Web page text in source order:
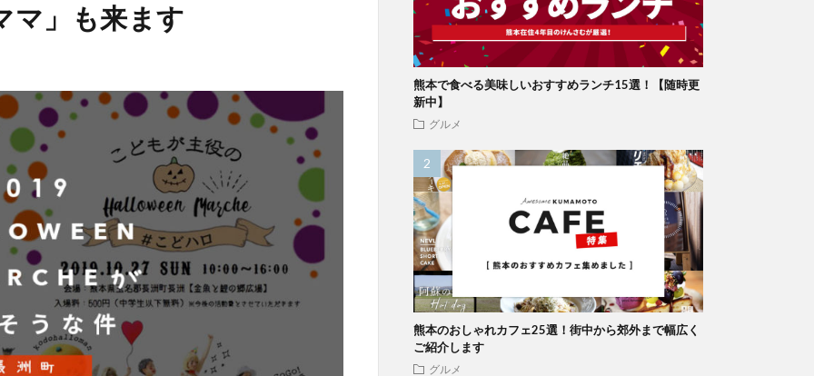
マ」も来ます
熊本で食べる美味しいおすすめランチ15選！【随時更
新中】
グルメ
熊本のおしゃれカフェ25選！街中から郊外まで幅広く
ご紹介します
グルメ